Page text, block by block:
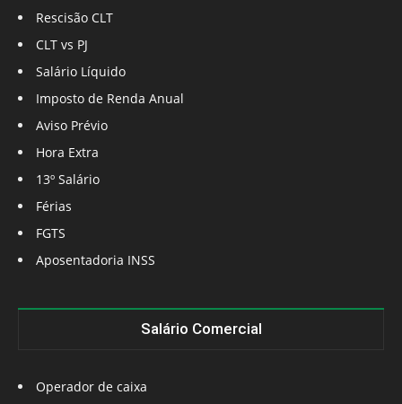
Rescisão CLT
CLT vs PJ
Salário Líquido
Imposto de Renda Anual
Aviso Prévio
Hora Extra
13º Salário
Férias
FGTS
Aposentadoria INSS
Salário Comercial
Operador de caixa